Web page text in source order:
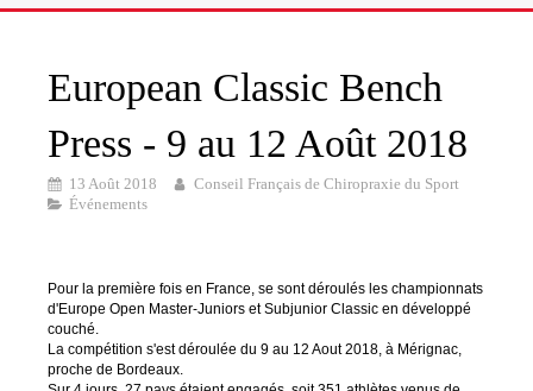
European Classic Bench
Press - 9 au 12 Août 2018
13 Août 2018
Conseil Français de Chiropraxie du Sport
Événements
Pour la première fois en France, se sont déroulés les championnats
d'Europe Open Master-Juniors et Subjunior Classic en développé
couché.
La compétition s'est déroulée du 9 au 12 Aout 2018, à Mérignac,
proche de Bordeaux.